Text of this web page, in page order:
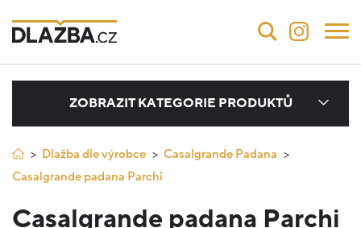
ZOBRAZIT KATEGORIE PRODUKTŮ
Dlažba dle výrobce
Casalgrande Padana
Casalgrande padana Parchi
Casalgrande padana Parchi